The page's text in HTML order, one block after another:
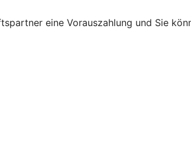
eine Vorauszahlung und Sie